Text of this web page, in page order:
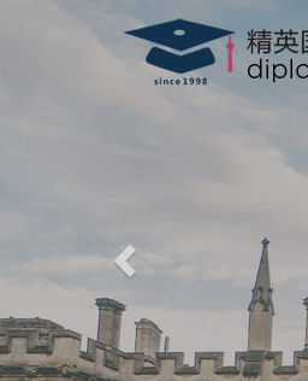
-
港驾驶证，驾照，驾驶执照
、100%满意度